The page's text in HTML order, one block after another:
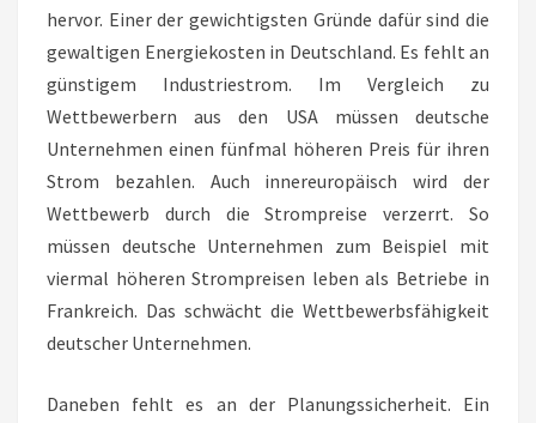
hervor. Einer der gewichtigsten Gründe dafür sind die
gewaltigen Energiekosten in Deutschland. Es fehlt an
günstigem Industriestrom. Im Vergleich zu
Wettbewerbern aus den USA müssen deutsche
Unternehmen einen fünfmal höheren Preis für ihren
Strom bezahlen. Auch innereuropäisch wird der
Wettbewerb durch die Strompreise verzerrt. So
müssen deutsche Unternehmen zum Beispiel mit
viermal höheren Strompreisen leben als Betriebe in
Frankreich. Das schwächt die Wettbewerbsfähigkeit
deutscher Unternehmen.
Daneben fehlt es an der Planungssicherheit. Ein